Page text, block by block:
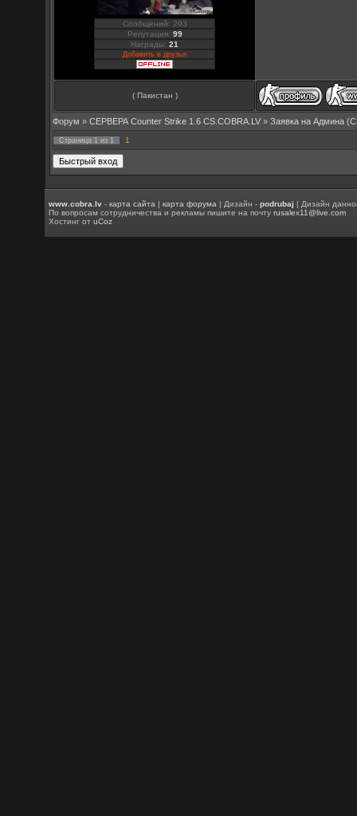
Сообщений: 293
Репутация: 99
Награды:21
Добавить в друзья
( Пакистан )
Форум » СЕРВЕРА Counter Strike 1.6 CS.COBRA.LV » Заявка на Aдмина
Страница 1 из 1 1
www.cobra.lv -карта сайта |карта форума | Дизайн -podrubaj | Дизайн
По вопросам сотрудничества и рекламы пишите на почтуrusalex11@live.com
Хостинг отuCoz